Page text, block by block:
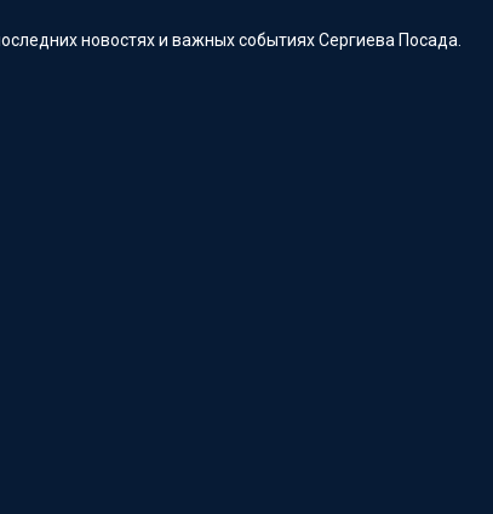
новостях и важных событиях Сергиева Посада.